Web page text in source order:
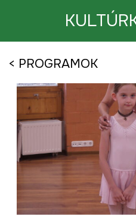
< PROGRAMOK